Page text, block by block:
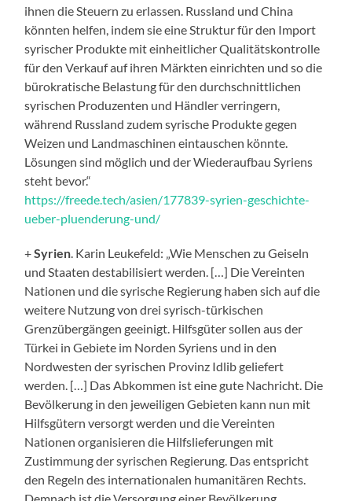
ihnen die Steuern zu erlassen. Russland und China
könnten helfen, indem sie eine Struktur für den Import
syrischer Produkte mit einheitlicher Qualitätskontrolle
für den Verkauf auf ihren Märkten einrichten und so die
bürokratische Belastung für den durchschnittlichen
syrischen Produzenten und Händler verringern,
während Russland zudem syrische Produkte gegen
Weizen und Landmaschinen eintauschen könnte.
Lösungen sind möglich und der Wiederaufbau Syriens
steht bevor.“
https://freede.tech/asien/177839-syrien-geschichte-
ueber-pluenderung-und/
+Syrien . Karin Leukefeld: „Wie Menschen zu Geiseln
und Staaten destabilisiert werden. […] Die Vereinten
Nationen und die syrische Regierung haben sich auf die
weitere Nutzung von drei syrisch-türkischen
Grenzübergängen geeinigt. Hilfsgüter sollen aus der
Türkei in Gebiete im Norden Syriens und in den
Nordwesten der syrischen Provinz Idlib geliefert
werden. […] Das Abkommen ist eine gute Nachricht. Die
Bevölkerung in den jeweiligen Gebieten kann nun mit
Hilfsgütern versorgt werden und die Vereinten
Nationen organisieren die Hilfslieferungen mit
Zustimmung der syrischen Regierung. Das entspricht
den Regeln des internationalen humanitären Rechts.